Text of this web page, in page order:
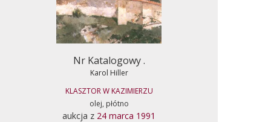
Nr Katalogowy .
Karol Hiller
KLASZTOR W KAZIMIERZU
olej, płótno
aukcja z 24 marca 1991